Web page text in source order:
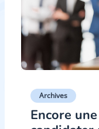
Archives
Encore